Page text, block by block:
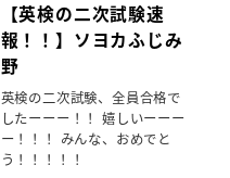
【英検の二次試験速
報！！】ソヨカふじみ
野
英検の二次試験、全員合格で
したーーー！！ 嬉しいーーー
ー！！！ みんな、おめでと
う！！！！！